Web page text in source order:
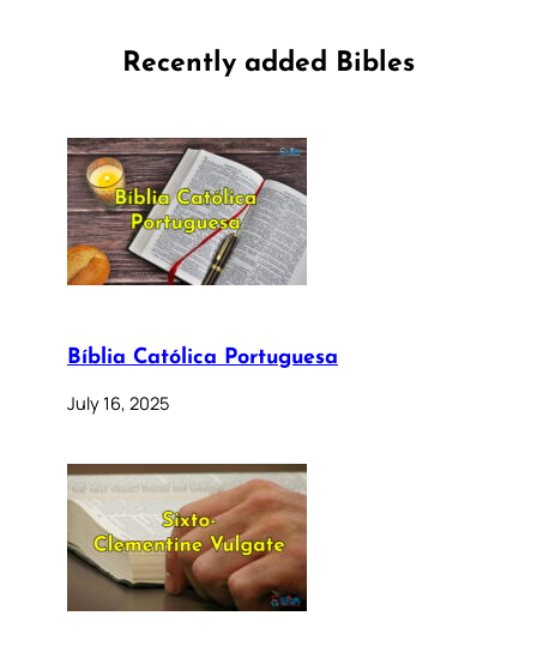
Recently added Bibles
Bíblia Católica Portuguesa
July 16, 2025